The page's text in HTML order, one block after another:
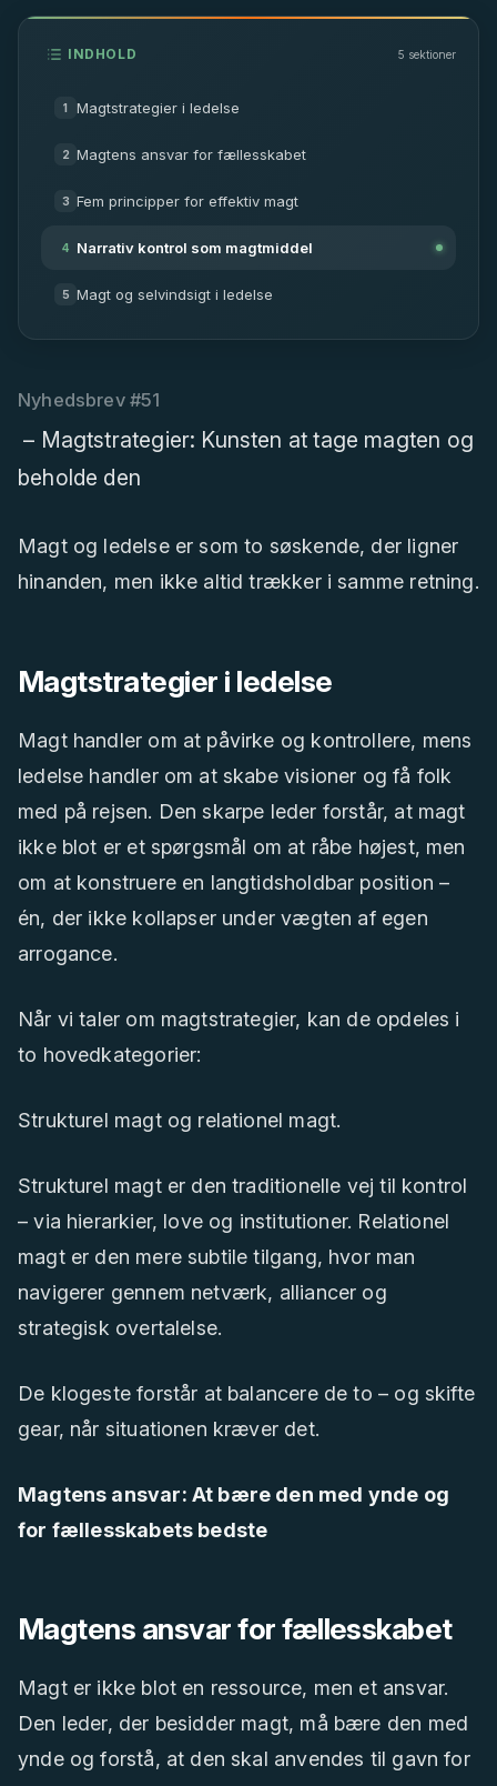
INDHOLD 5 sektioner
1 Magtstrategier i ledelse
2 Magtens ansvar for fællesskabet
3 Fem principper for effektiv magt
4 Narrativ kontrol som magtmiddel
5 Magt og selvindsigt i ledelse
Nyhedsbrev #51
– Magtstrategier: Kunsten at tage magten og
beholde den
Magt og ledelse er som to søskende, der ligner
hinanden, men ikke altid trækker i samme retning.
Magtstrategier i ledelse
Magt handler om at påvirke og kontrollere, mens
ledelse handler om at skabe visioner og få folk
med på rejsen. Den skarpe leder forstår, at magt
ikke blot er et spørgsmål om at råbe højest, men
om at konstruere en langtidsholdbar position –
én, der ikke kollapser under vægten af egen
arrogance.
Når vi taler om magtstrategier, kan de opdeles i
to hovedkategorier:
Strukturel magt og relationel magt.
Strukturel magt er den traditionelle vej til kontrol
– via hierarkier, love og institutioner. Relationel
magt er den mere subtile tilgang, hvor man
navigerer gennem netværk, alliancer og
strategisk overtalelse.
De klogeste forstår at balancere de to – og skifte
gear, når situationen kræver det.
Magtens ansvar: At bære den med ynde og
for fællesskabets bedste
Magtens ansvar for fællesskabet
Magt er ikke blot en ressource, men et ansvar.
Den leder, der besidder magt, må bære den med
ynde og forstå, at den skal anvendes til gavn for